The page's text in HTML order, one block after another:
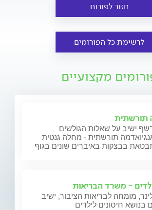
חזור לפורום
לרשימת כל הפורומים
מקצועיים
תורשתית
ישיב על שאלות הגולשים
תורשתית - מחלה גנטית
בבצקות באיברים שונים בגוף
- משרד הבריאות
מומחה לבריאות הציבור, ישיב